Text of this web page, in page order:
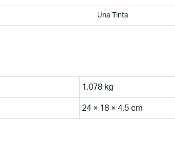
Una Tinta
1.078 kg
24 × 18 × 4.5 cm